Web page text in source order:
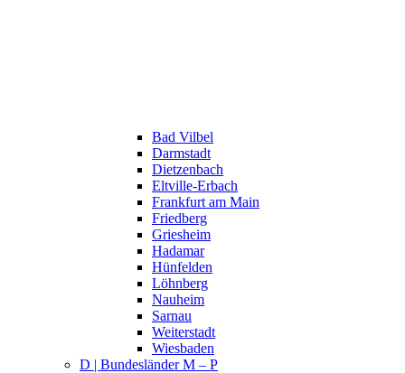
Bad Vilbel
Darmstadt
Dietzenbach
Eltville-Erbach
Frankfurt am Main
Friedberg
Griesheim
Hadamar
Hünfelden
Löhnberg
Nauheim
Sarnau
Weiterstadt
Wiesbaden
D | Bundesländer M – P